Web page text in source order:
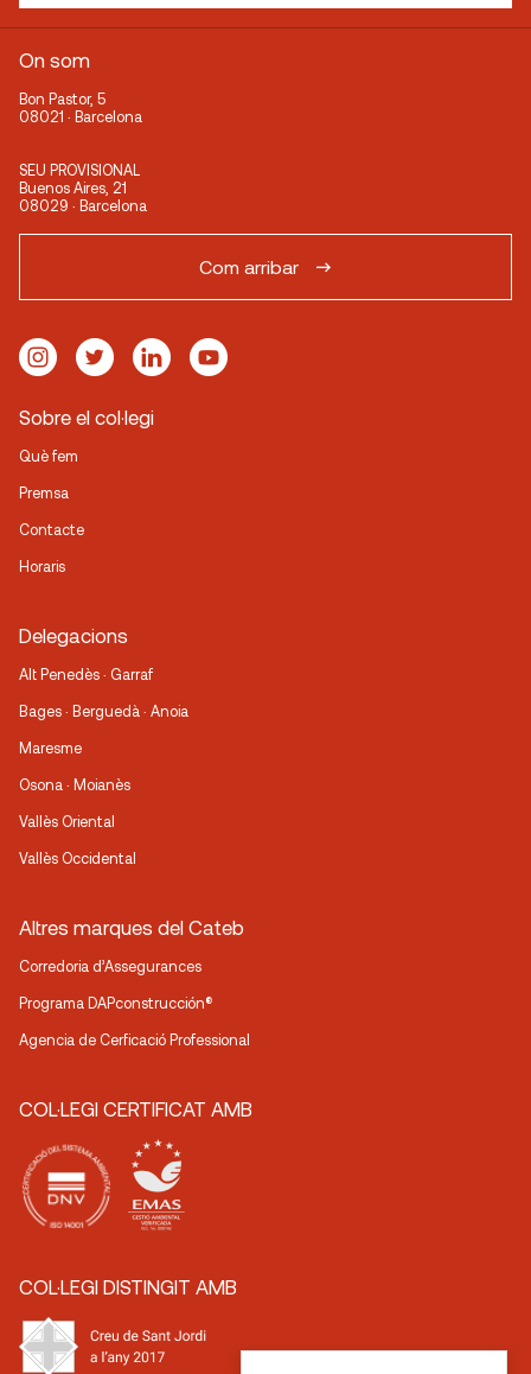
On som
Bon Pastor, 5
08021 · Barcelona
SEU PROVISIONAL
Buenos Aires, 21
08029 · Barcelona
Com arribar
Sobre el col·legi
Què fem
Premsa
Contacte
Horaris
Delegacions
Alt Penedès · Garraf
Bages · Berguedà · Anoia
Maresme
Osona · Moianès
Vallès Oriental
Vallès Occidental
Altres marques del Cateb
Corredoria d’Assegurances
Programa DAPconstrucción®
Agencia de Cerficació Professional
COL·LEGI CERTIFICAT AMB
COL·LEGI DISTINGIT AMB